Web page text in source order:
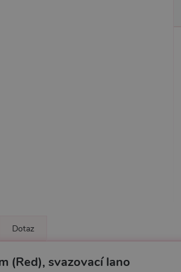
Dotaz
(Red), svazovací lano